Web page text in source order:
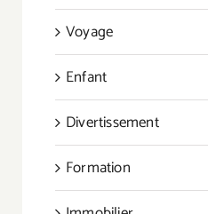
Voyage
Enfant
Divertissement
Formation